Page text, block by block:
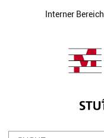
Interner Bereich